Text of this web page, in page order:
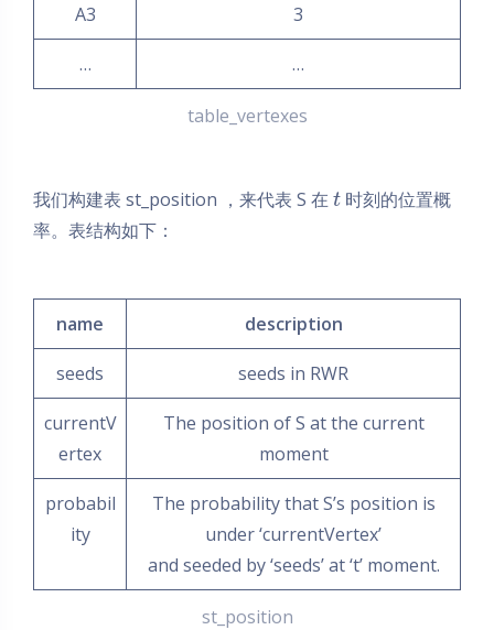
A3 3
… …
table_vertexes
我们构建表 st_position ，来代表 S 在 t 时刻的位置概
率。表结构如下：
name description
seeds seeds in RWR
currentV
ertex
The position of S at the current
moment
probabil
ity
The probability that S’s position is
under ‘currentVertex’
and seeded by ‘seeds’ at ‘t’ moment.
st_position